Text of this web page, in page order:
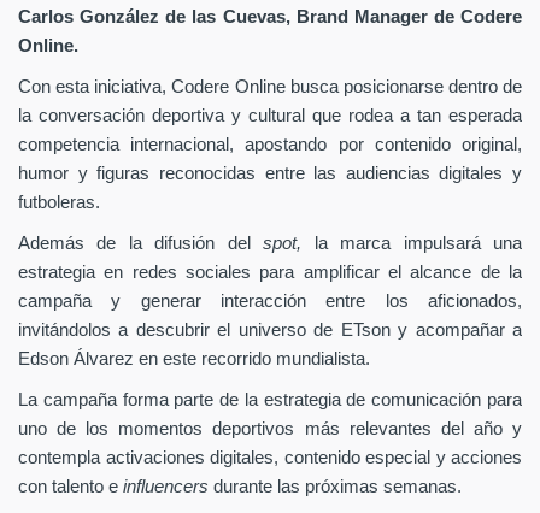
Carlos González de las Cuevas, Brand Manager de Codere
Online.
Con esta iniciativa, Codere Online busca posicionarse dentro de
la conversación deportiva y cultural que rodea a tan esperada
competencia internacional, apostando por contenido original,
humor y figuras reconocidas entre las audiencias digitales y
futboleras.
Además de la difusión delspot,
la marca impulsará una
estrategia en redes sociales para amplificar el alcance de la
campaña y generar interacción entre los aficionados,
invitándolos a descubrir el universo de ETson y acompañar a
Edson Álvarez en este recorrido mundialista.
La campaña forma parte de la estrategia de comunicación para
uno de los momentos deportivos más relevantes del año y
contempla activaciones digitales, contenido especial y acciones
con talento e influencers durante las próximas semanas.